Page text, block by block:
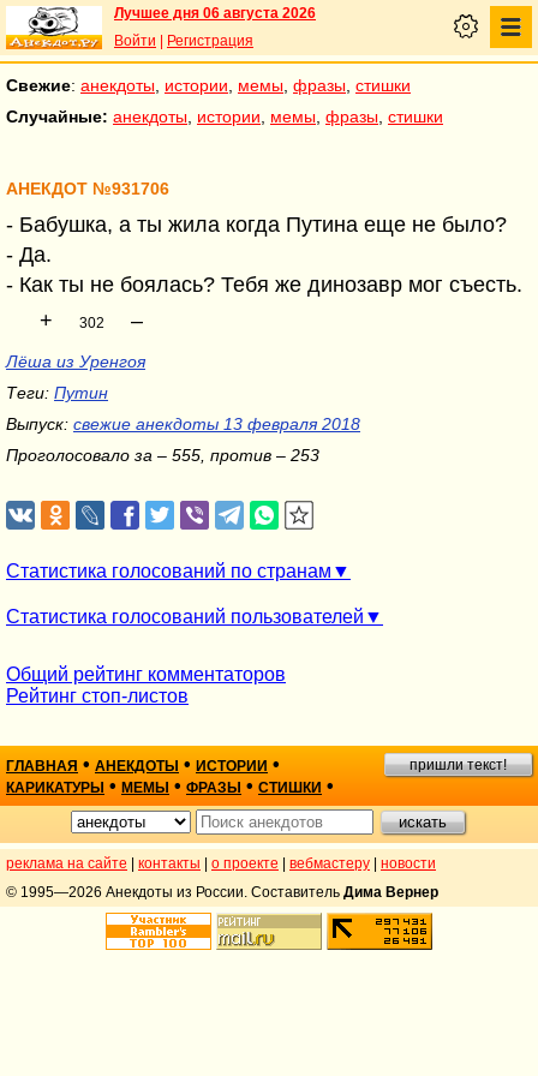
Лучшее дня 06 августа 2026
Войти
Регистрация
Свежие: анекдоты истории мемы фразы стишки
Случайные: анекдоты истории мемы фразы стишки
АНЕКДОТ №931706
- Бабушка, а ты жила когда Путина еще не было?
- Да.
- Как ты не боялась? Тебя же динозавр мог съесть.
+
302 –
Лёша из Уренгоя
Теги: Путин
Выпуск: свежие анекдоты 13 февраля 2018
Проголосовало за – 555, против – 253
Статистика голосований по странам
Статистика голосований пользователей
Общий рейтинг комментаторов
Рейтинг стоп-листов
ГЛАВНАЯ • АНЕКДОТЫ • ИСТОРИИ •
КАРИКАТУРЫ • МЕМЫ • ФРАЗЫ • СТИШКИ •
пришли текст!
реклама на сайте контакты о проекте вебмастеру
новости
© 1995—2026 Анекдоты из России. Составитель Дима Вернер